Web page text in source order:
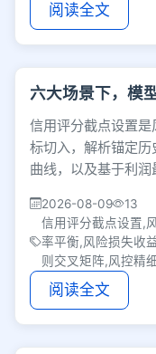
阅读全文
六大场景下，模
信用评分截点设置
标切入，解析锚定
曲线，以及基于利
2026-08-09
13
信用评分截点设置,
率平衡,风险损失收
则交叉矩阵,风控精
阅读全文